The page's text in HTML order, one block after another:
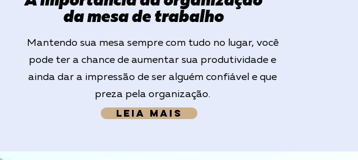
da mesa de trabalho
Mantendo sua mesa sempre com tudo no lugar, você
pode ter a chance de aumentar sua produtividade e
ainda dar a impressão de ser alguém confiável e que
preza pela organização.
Leia Mais